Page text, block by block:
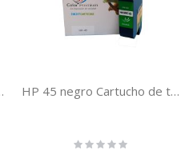
compatibles HP 45 negro Cartucho de tinta remanufacturado (51645AE)
Rating: